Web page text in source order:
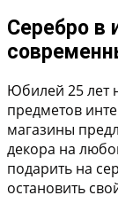
Серебро в
Юбилей 25 лет
предметов
магазины
декора на
подарить на
остановить